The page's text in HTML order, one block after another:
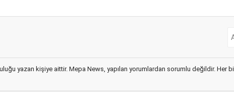
yazan kişiye aittir. Mepa News, yapılan yorumlardan sorumlu değildir. Her